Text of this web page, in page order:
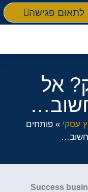
פגישה
אל
»פותחים